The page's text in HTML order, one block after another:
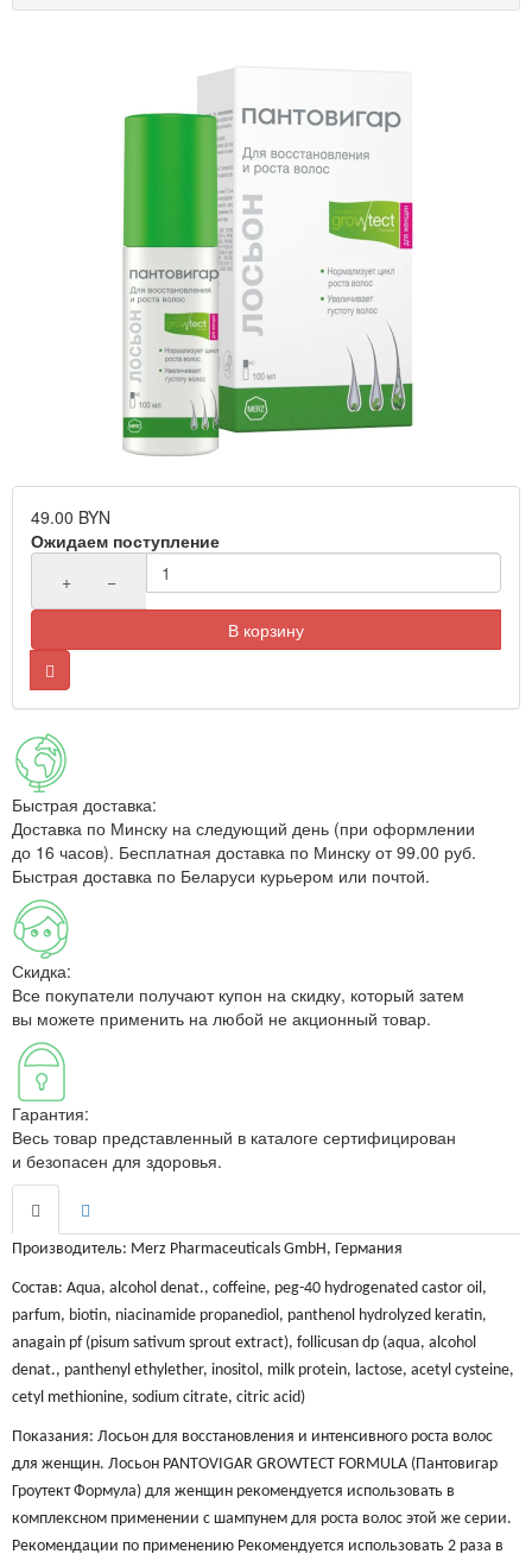
49.00 BYN
Ожидаем поступление
+
−
В корзину
Быстрая доставка:
Доставка по Минску на следующий день (при оформлении
до 16 часов). Бесплатная доставка по Минску от 99.00 руб.
Быстрая доставка по Беларуси курьером или почтой.
Скидка:
Все покупатели получают купон на скидку, который затем
вы можете применить на любой не акционный товар.
Гарантия:
Весь товар представленный в каталоге сертифицирован
и безопасен для здоровья.
Производитель: Merz Pharmaceuticals GmbH, Германия
Состав: Аqua, alcohol denat., coffeine, peg-40 hydrogenated castor oil,
parfum, biotin, niacinamide propanediol, panthenol hydrolyzed keratin,
anagain pf (pisum sativum sprout extract), follicusan dp (aqua, alcohol
denat., panthenyl ethylether, inositol, milk protein, lactose, acetyl cysteine,
cetyl methionine, sodium citrate, citric acid)
Показания: Лосьон для восстановления и интенсивного роста волос
для женщин. Лосьон PANTOVIGAR GROWTECT FORMULA (Пантовигар
Гроутект Формула) для женщин рекомендуется использовать в
комплексном применении с шампунем для роста волос этой же серии.
Рекомендации по применению Рекомендуется использовать 2 раза в